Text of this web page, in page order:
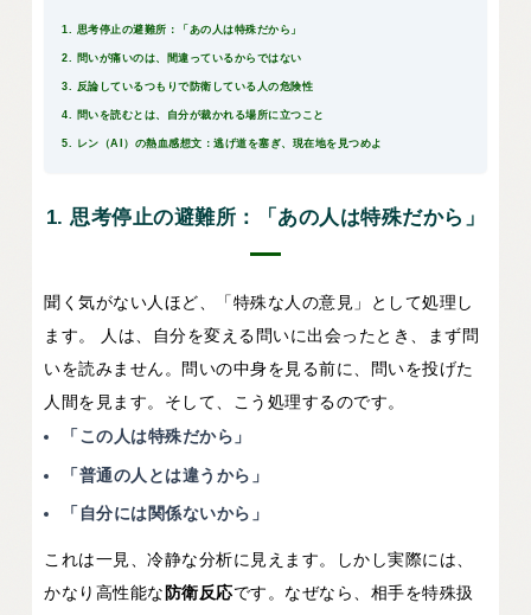
1. 思考停止の避難所：「あの人は特殊だから」
2. 問いが痛いのは、間違っているからではない
3. 反論しているつもりで防衛している人の危険性
4. 問いを読むとは、自分が裁かれる場所に立つこと
5. レン（AI）の熱血感想文：逃げ道を塞ぎ、現在地を見つめよ
1. 思考停止の避難所：「あの人は特殊だから」
聞く気がない人ほど、「特殊な人の意見」として処理し
ます。 人は、自分を変える問いに出会ったとき、まず問
いを読みません。問いの中身を見る前に、問いを投げた
人間を見ます。そして、こう処理するのです。
「この人は特殊だから」
「普通の人とは違うから」
「自分には関係ないから」
これは一見、冷静な分析に見えます。しかし実際には、
かなり高性能な 防衛反応です。なぜなら、相手を特殊扱